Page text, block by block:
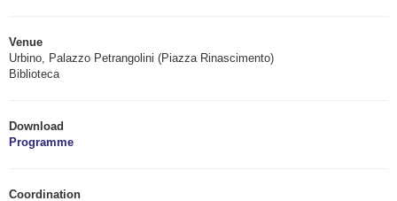
Venue
Urbino, Palazzo Petrangolini (Piazza Rinascimento)
Biblioteca
Download
Programme
Coordination